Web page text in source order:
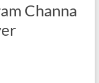
Channa